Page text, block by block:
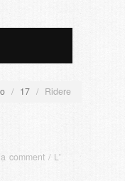
/ 17 / Ridere
comment / L'